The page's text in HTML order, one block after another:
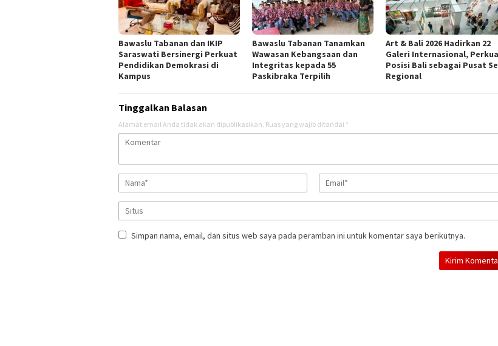
Bawaslu Tabanan dan IKIP
Saraswati Bersinergi Perkuat
Pendidikan Demokrasi di
Kampus
Bawaslu Tabanan Tanamkan
Wawasan Kebangsaan dan
Integritas kepada 55
Paskibraka Terpilih
Art & Bali 2026 Hadirkan 22
Galeri Internasional,
Posisi Bali sebagai Pusat
Regional
Tinggalkan Balasan
Alamat email Anda tidak akan dipublikasikan. Ruas yang wajib ditandai *
Simpan nama, email, dan situs web saya pada peramban ini untuk komentar saya berikutnya.